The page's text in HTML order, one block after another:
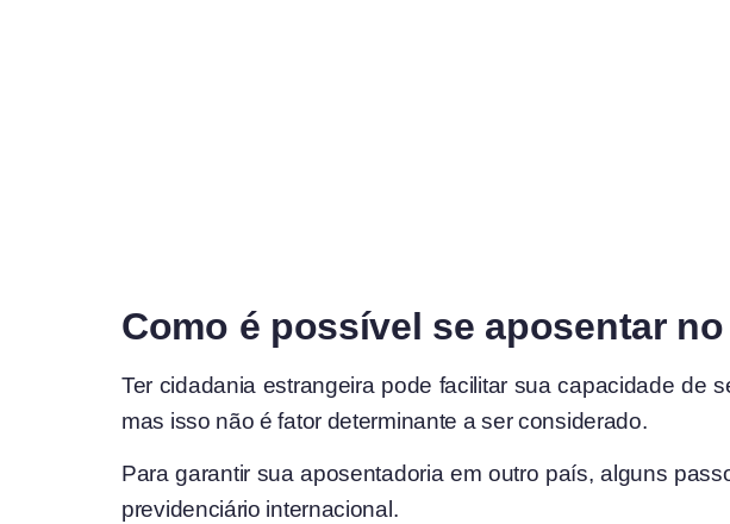
Como é possível se aposentar
Ter cidadania estrangeira pode facilitar sua capacidade de
mas isso não é fator determinante a ser considerado.
Para garantir sua aposentadoria em outro país, alguns
previdenciário internacional.